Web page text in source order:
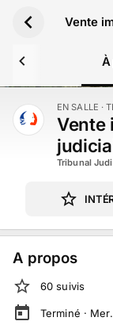
Vente
À
TERMINÉ EN SALLE ·
Vente
Tribunal
A propos
60 suivis
Terminé ·